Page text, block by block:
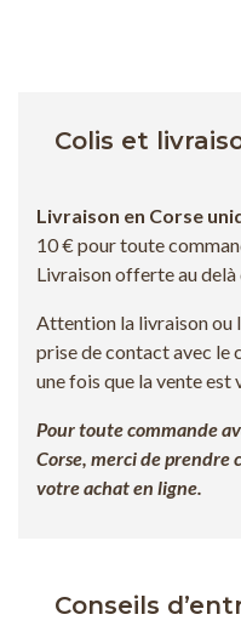
Colis et
Livraison en Corse
10 € pour toute
Livraison offerte au delà
Attention la livraison ou
prise de contact avec le
une fois que la vente est
Pour toute commande
Corse, merci de prendre
votre achat en ligne.
Conseils